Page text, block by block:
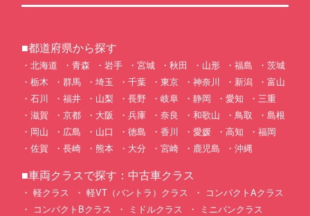
■都道府県から探す
北海道 青森 岩手 宮城 秋田 山形 福島
茨城
栃木
群馬 埼玉 千葉 東京 神奈川 新潟
富山
石川
福井 山梨 長野 岐阜 静岡 愛知
三重
滋賀
京都 大阪 兵庫 奈良 和歌山 鳥取
島根
岡山
広島 山口 徳島 香川 愛媛 高知
福岡
佐賀
長崎 熊本 大分 宮崎 鹿児島 沖縄
■車両クラスで探す：中古車クラス
軽クラス 軽VT（バントラ）クラス
コンパクトAクラス
コンパクトBクラス
ミドルクラス
ミニバンクラス